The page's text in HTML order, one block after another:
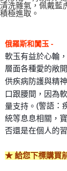
每筆NT$80，滿
免運費
清洗雜氣，佩戴藍
積極進取。
俄羅斯和闐玉 -
軟玉有益於心輪
層面各種愛的敞
供疾病防護與精
口跟腰間，因為
量支持。 (警語：
統等息息相關，
否還是在個人的
★ 給您下標購買